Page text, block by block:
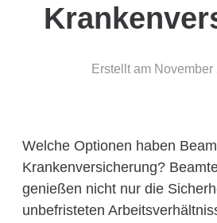
Erstellt am November
Welche Optionen haben
Krankenversicherung?
genießen nicht nur die
unbefristeten